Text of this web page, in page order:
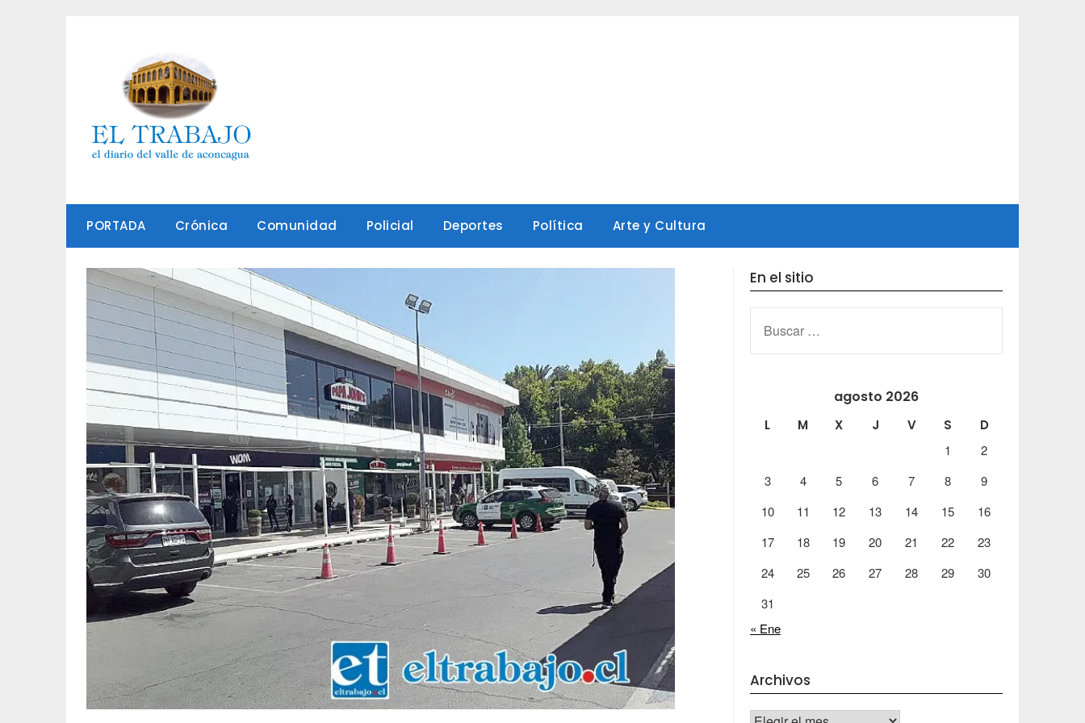
PORTADA Crónica Comunidad Policial Deportes Política Arte y Cultura
En el sitio
agosto 2026
L M X J V S
D
1
2
3
4 5 6 7 8
9
10
11 12 13 14 15
16
17
18 19 20 21 22
23
24
25 26 27 28 29
30
31
« Ene
Archivos
Archivos